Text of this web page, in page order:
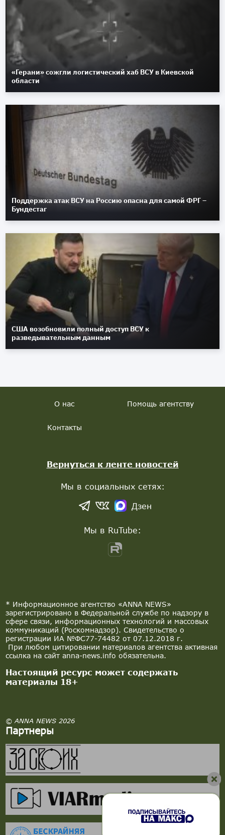
«Герани» сожгли логистический хаб ВСУ в Киевской
области
Поддержка атак ВСУ на Россию опасна для самой ФРГ –
Бундестаг
США возобновили полный доступ ВСУ к
разведывательным данным
* Информационное агентство «ANNA NEWS»
зарегистрировано в Федеральной службе по надзору в
сфере связи, информационных технологий и массовых
коммуникаций (Роскомнадзор). Свидетельство о
регистрации ИА №ФС77-74482 от 07.12.2018 г.
При любом цитировании материалов агентства активная
ссылка на сайт anna-news.info обязательна.
Настоящий ресурс может содержать
материалы 18+
© ANNA NEWS 2026
Партнеры
О нас Помощь агентству
Контакты
Вернуться к ленте новостей
Мы в социальных сетях:
Дзен
Мы в RuTube: